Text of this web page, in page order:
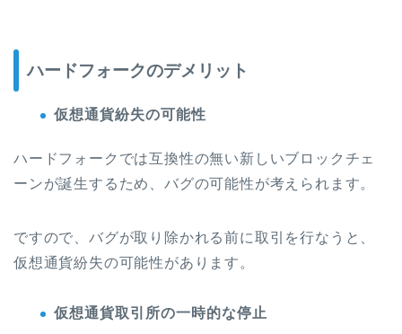
ハードフォークのデメリット
仮想通貨紛失の可能性
ハードフォークでは互換性の無い新しいブロックチェ
ーンが誕生するため、バグの可能性が考えられます。
ですので、バグが取り除かれる前に取引を行なうと、
仮想通貨紛失の可能性があります。
仮想通貨取引所の一時的な停止